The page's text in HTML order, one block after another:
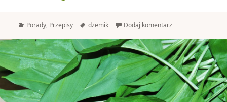
Kategorie
Porady, Przepisy Tagi
dżemik Dodaj komentarz